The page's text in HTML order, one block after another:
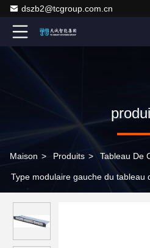
dszb2@tcgroup.com.cn
Maison > Produits > Tableau De
Type modulaire gauche du tableau